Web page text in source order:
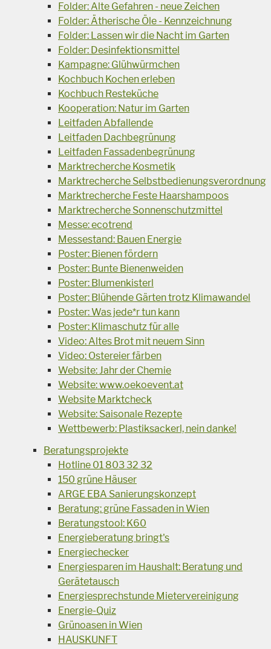
Folder: Alte Gefahren - neue Zeichen
Folder: Ätherische Öle - Kennzeichnung
Folder: Lassen wir die Nacht im Garten
Folder: Desinfektionsmittel
Kampagne: Glühwürmchen
Kochbuch Kochen erleben
Kochbuch Resteküche
Kooperation: Natur im Garten
Leitfaden Abfallende
Leitfaden Dachbegrünung
Leitfaden Fassadenbegrünung
Marktrecherche Kosmetik
Marktrecherche Selbstbedienungsverordnung
Marktrecherche Feste Haarshampoos
Marktrecherche Sonnenschutzmittel
Messe: ecotrend
Messestand: Bauen Energie
Poster: Bienen fördern
Poster: Bunte Bienenweiden
Poster: Blumenkisterl
Poster: Blühende Gärten trotz Klimawandel
Poster: Was jede*r tun kann
Poster: Klimaschutz für alle
Video: Altes Brot mit neuem Sinn
Video: Ostereier färben
Website: Jahr der Chemie
Website: www.oekoevent.at
Website Marktcheck
Website: Saisonale Rezepte
Wettbewerb: Plastiksackerl, nein danke!
Beratungsprojekte
Hotline 01 803 32 32
150 grüne Häuser
ARGE EBA Sanierungskonzept
Beratung: grüne Fassaden in Wien
Beratungstool: K60
Energieberatung bringt's
Energiechecker
Energiesparen im Haushalt: Beratung und
Gerätetausch
Energiesprechstunde Mietervereinigung
Energie-Quiz
Grünoasen in Wien
HAUSKUNFT